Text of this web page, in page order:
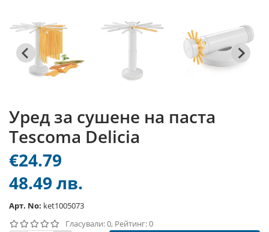
Уред за сушене на паста
Tescoma Delicia
€24.79
48.49 лв.
Арт. No: ket1005073
Гласували: 0, Рейтинг: 0